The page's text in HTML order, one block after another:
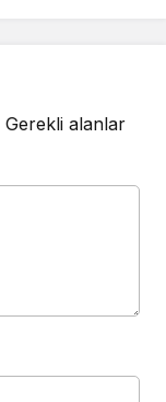
Gerekli alanlar